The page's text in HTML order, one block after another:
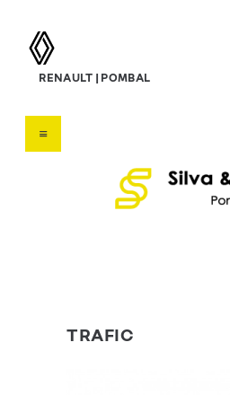
RENAULT | POMBALConcessionário
HOME
TRAFIC